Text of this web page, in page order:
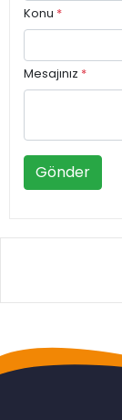
Konu *
Mesajınız *
Gönder